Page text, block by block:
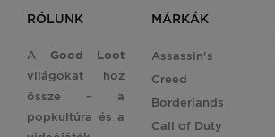
RÓLUNK
A Good Loot
világokat hoz
össze – a
popkultúra és a
MÁRKÁK
Assassin's
Creed
Borderlands
Call of Duty